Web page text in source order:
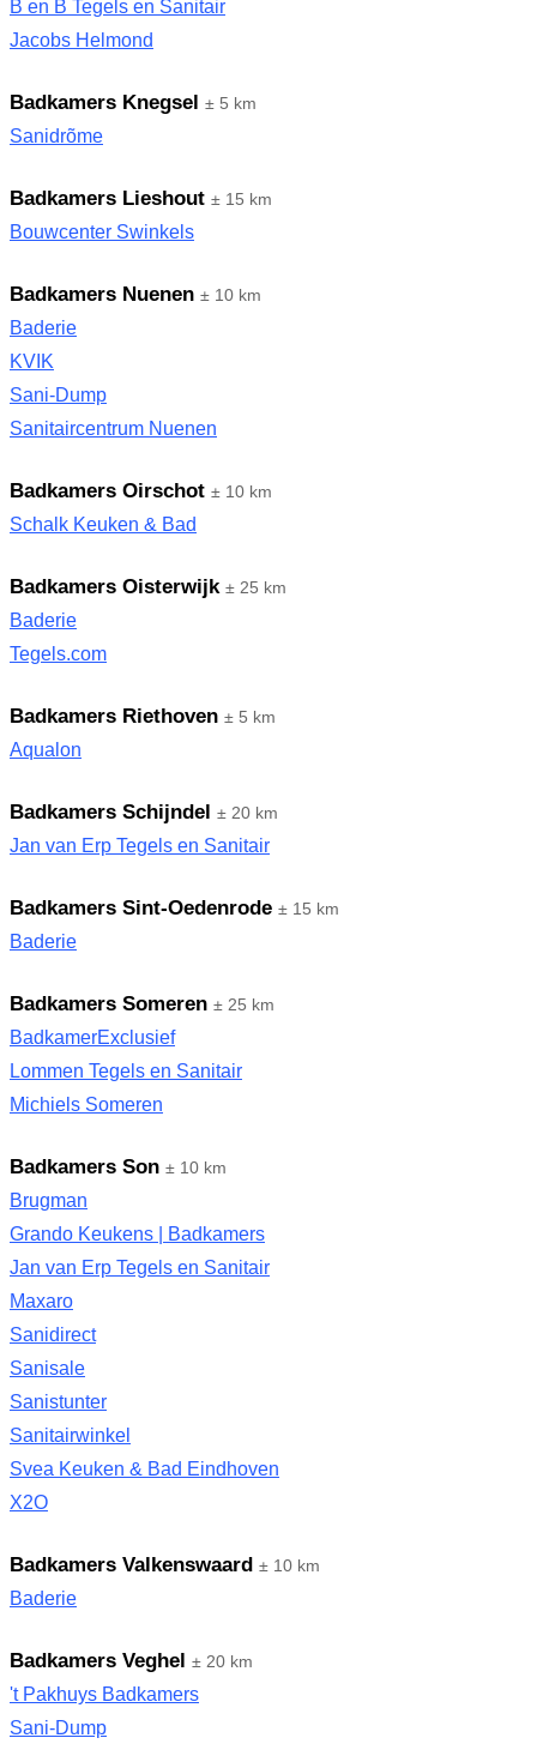
B en B Tegels en Sanitair
Jacobs Helmond
Badkamers Knegsel ± 5 km
Sanidrõme
Badkamers Lieshout ± 15 km
Bouwcenter Swinkels
Badkamers Nuenen ± 10 km
Baderie
KVIK
Sani-Dump
Sanitaircentrum Nuenen
Badkamers Oirschot ± 10 km
Schalk Keuken & Bad
Badkamers Oisterwijk ± 25 km
Baderie
Tegels.com
Badkamers Riethoven ± 5 km
Aqualon
Badkamers Schijndel ± 20 km
Jan van Erp Tegels en Sanitair
Badkamers Sint-Oedenrode ± 15 km
Baderie
Badkamers Someren ± 25 km
BadkamerExclusief
Lommen Tegels en Sanitair
Michiels Someren
Badkamers Son ± 10 km
Brugman
Grando Keukens | Badkamers
Jan van Erp Tegels en Sanitair
Maxaro
Sanidirect
Sanisale
Sanistunter
Sanitairwinkel
Svea Keuken & Bad Eindhoven
X2O
Badkamers Valkenswaard ± 10 km
Baderie
Badkamers Veghel ± 20 km
't Pakhuys Badkamers
Sani-Dump